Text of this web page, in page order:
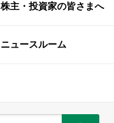
株主・投資家の皆さまへ
ニュースルーム